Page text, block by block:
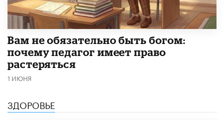
​Вам не обязательно быть богом:
почему педагог имеет право
растеряться
1 ИЮНЯ
ЗДОРОВЬЕ